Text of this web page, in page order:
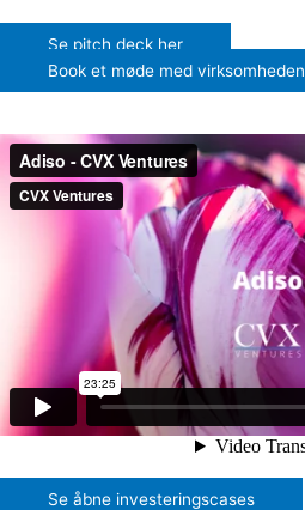
Se pitch deck her
Book et møde med virksomheden
Se åbne investeringscases